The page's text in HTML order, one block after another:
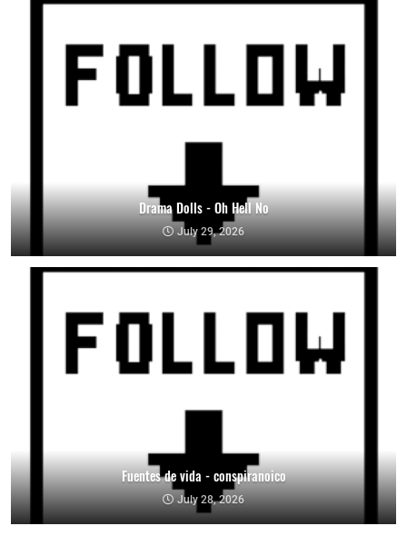
Drama Dolls - Oh Hell No
July 29, 2026
Fuentes de vida - conspiranoico
July 28, 2026